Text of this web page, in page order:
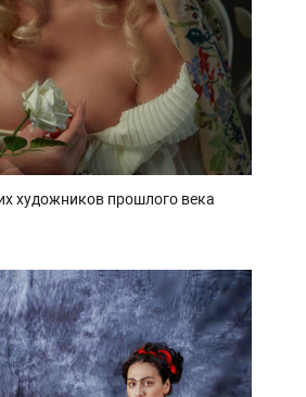
художников прошлого века